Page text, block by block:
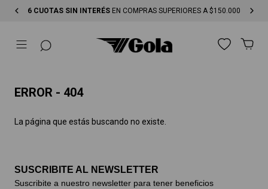
6 CUOTAS SIN INTERÉS EN COMPRAS SUPERIORES A $150.000
ERROR - 404
La página que estás buscando no existe.
SUSCRIBITE AL NEWSLETTER
Suscribite a nuestro newsletter para tener beneficios